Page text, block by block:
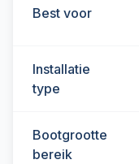
Best voor
Installatie
type
Bootgrootte
bereik